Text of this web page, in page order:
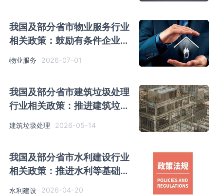
我国及部分省市物业服务行业
相关政策：鼓励有条件企业向
养老、托育、助残等领域延伸
物业服务 2026-07-01
我国及部分省市建筑垃圾处理
行业相关政策：推进建筑垃圾
分类处理
建筑垃圾处理 2026-05-14
我国及部分省市水利建设行业
相关政策：推进水利等基础设
施数智化升级
水利建设 2026-04-20